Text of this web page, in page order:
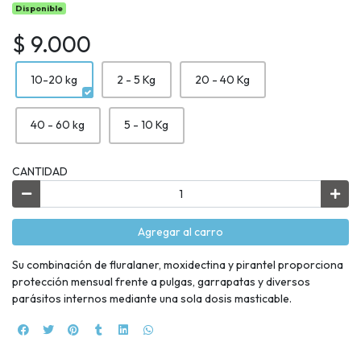
Disponible
$ 9.000
10-20 kg 2 - 5 Kg 20 - 40 Kg
40 - 60 kg 5 - 10 Kg
CANTIDAD
Agregar al carro
Su combinación de fluralaner, moxidectina y pirantel proporciona
protección mensual frente a pulgas, garrapatas y diversos
parásitos internos mediante una sola dosis masticable.